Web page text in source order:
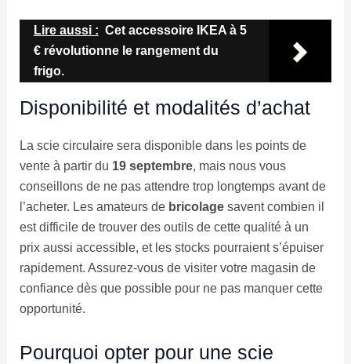
Lire aussi : Cet accessoire IKEA à 5
€ révolutionne le rangement du
frigo.
Disponibilité et modalités d’achat
La scie circulaire sera disponible dans les points de
vente à partir du 19 septembre, mais nous vous
conseillons de ne pas attendre trop longtemps avant de
l’acheter. Les amateurs de bricolagesavent combien il
est difficile de trouver des outils de cette qualité à un
prix aussi accessible, et les stocks pourraient s’épuiser
rapidement. Assurez-vous de visiter votre magasin de
confiance dès que possible pour ne pas manquer cette
opportunité.
Pourquoi opter pour une scie